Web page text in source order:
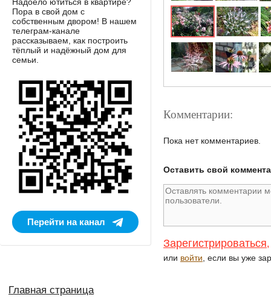
Комментарии:
Пока нет комментариев.
Оставить свой
Зарегистрироваться,
или войти , если вы уже
Пора в свой дом с
собственным двором! В нашем
телеграм-канале
рассказываем, как построить
тёплый и надёжный дом для
семьи.
Перейти на канал
Главная страница